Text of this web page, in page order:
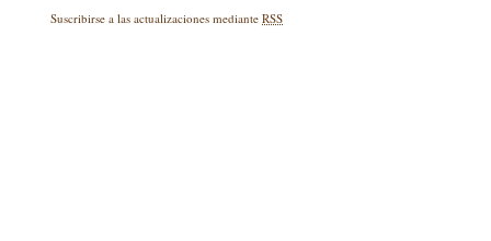
Suscribirse a las actualizaciones medianteRSS